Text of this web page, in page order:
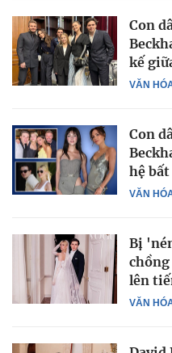
VĂN
Con
kế
VĂN
Con
hệ
VĂN
Bị
lên